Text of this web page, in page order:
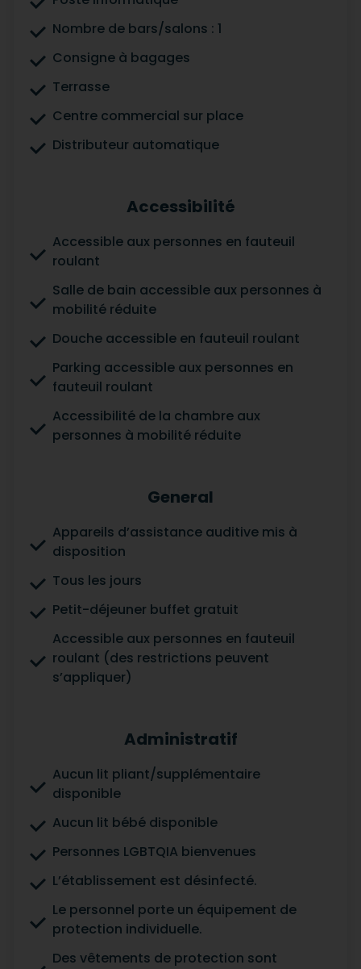
Nombre de bars/salons : 1
Consigne à bagages
Terrasse
Centre commercial sur place
Distributeur automatique
Accessibilité
Accessible aux personnes en fauteuil
roulant
Salle de bain accessible aux personnes à
mobilité réduite
Douche accessible en fauteuil roulant
Parking accessible aux personnes en
fauteuil roulant
Accessibilité de la chambre aux
personnes à mobilité réduite
General
Appareils d’assistance auditive mis à
disposition
Tous les jours
Petit-déjeuner buffet gratuit
Accessible aux personnes en fauteuil
roulant (des restrictions peuvent
s’appliquer)
Administratif
Aucun lit pliant/supplémentaire
disponible
Aucun lit bébé disponible
Personnes LGBTQIA bienvenues
L’établissement est désinfecté.
Le personnel porte un équipement de
protection individuelle.
Des vêtements de protection sont